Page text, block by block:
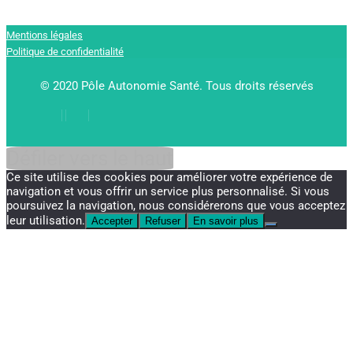
Mentions légales
Politique de confidentialité
© 2020 Pôle Autonomie Santé. Tous droits réservés
Ce site utilise des cookies pour améliorer votre expérience de
navigation et vous offrir un service plus personnalisé. Si vous
poursuivez la navigation, nous considérerons que vous acceptez
leur utilisation. Accepter Refuser En savoir plus